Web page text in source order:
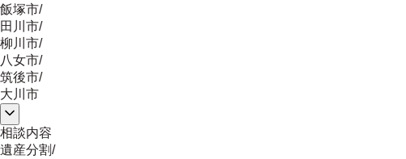
飯塚市/
田川市/
柳川市/
八女市/
筑後市/
大川市
相談内容
遺産分割/